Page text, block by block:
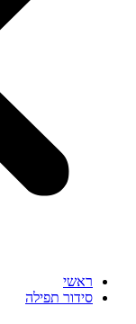
ראשי
סידור תפילה